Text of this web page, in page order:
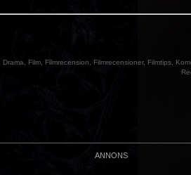
Drama Film Filmrecension Filmrecensioner, Filmtips